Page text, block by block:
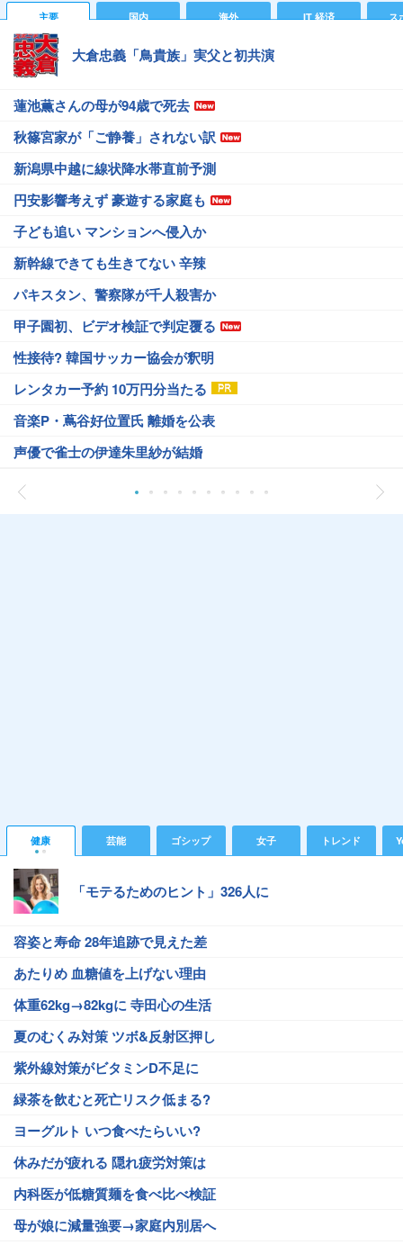
主要 国内 海外 IT 経済 ス
大倉忠義「鳥貴族」実父と初共演
蓮池薫さんの母が94歳で死去
秋篠宮家が「ご静養」されない訳
新潟県中越に線状降水帯直前予測
円安影響考えず 豪遊する家庭も
子ども追い マンションへ侵入か
新幹線できても生きてない 辛辣
パキスタン、警察隊が千人殺害か
甲子園初、ビデオ検証で判定覆る
性接待? 韓国サッカー協会が釈明
レンタカー予約 10万円分当たる
音楽P・蔦谷好位置氏 離婚を公表
声優で雀士の伊達朱里紗が結婚
健康 芸能 ゴシップ 女子 トレンド
「モテるためのヒント」326人に
容姿と寿命 28年追跡で見えた差
あたりめ 血糖値を上げない理由
体重62kg→82kgに 寺田心の生活
夏のむくみ対策 ツボ&反射区押し
紫外線対策がビタミンD不足に
緑茶を飲むと死亡リスク低まる?
ヨーグルト いつ食べたらいい?
休みだが疲れる 隠れ疲労対策は
内科医が低糖質麺を食べ比べ検証
母が娘に減量強要→家庭内別居へ